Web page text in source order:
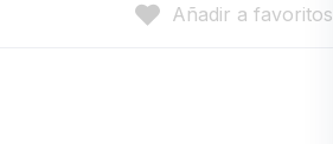
Añadir a favoritos